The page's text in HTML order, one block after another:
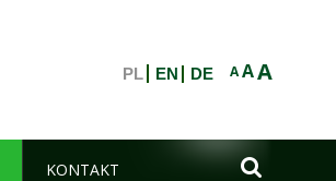
AAA
PL EN DE
KONTAKT 